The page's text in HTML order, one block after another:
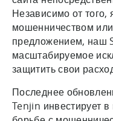
Независимо от того,
мошенничеством
предложением, наш
масштабируемое
защитить свои
Последнее
Tenjin инвестирует